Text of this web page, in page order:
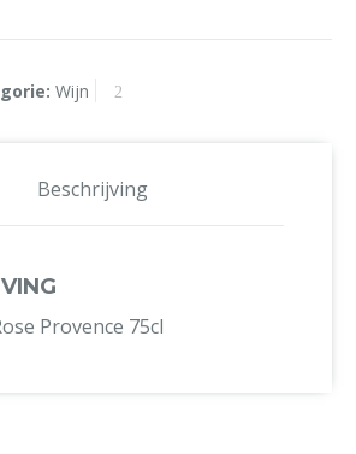
Wijn
Beschrijving
Provence 75cl